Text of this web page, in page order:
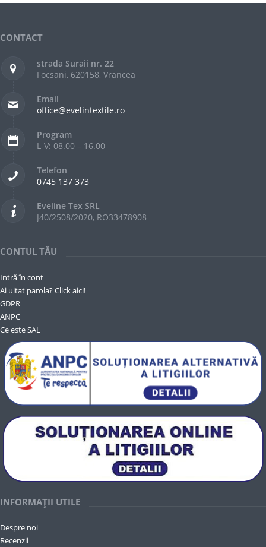
CONTACT
strada Suraii nr. 22
Focsani, 620158, Vrancea
Email
office@evelintextile.ro
Program
L-V: 08.00 – 16.00
Telefon
0745 137 373
Eveline Tex SRL
J40/2508/2020, RO33478908
CONTUL TĂU
Intră în cont
Ai uitat parola? Click aici!
GDPR
ANPC
Ce este SAL
INFORMAȚII UTILE
Despre noi
Recenzii